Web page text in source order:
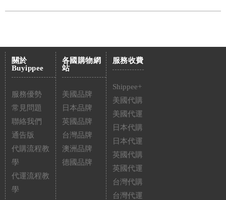
關於
Buyippee
服務優勢
常見問題
聯絡我們
通告版
代購流程教
學
代運流程教
學
各國購物網
站
美國品牌
日本品牌
英國品牌
台灣品牌
澳洲品牌
德國品牌
服務收費
Shippee+
美國代購
美國代運
日本代購
日本代運
英國代購
英國代運
台灣代購
台灣代運